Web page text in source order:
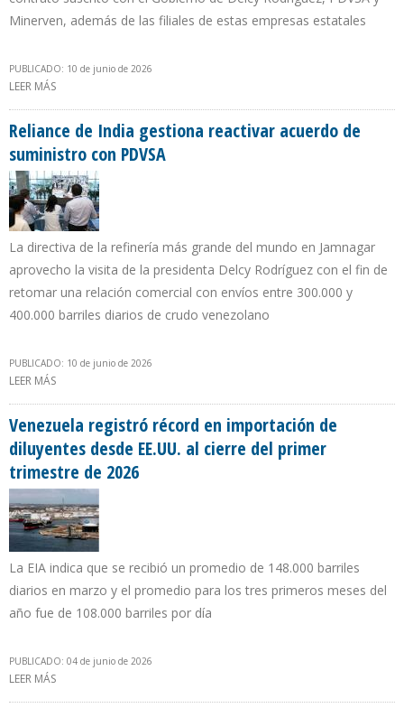
Minerven, además de las filiales de estas empresas estatales
PUBLICADO: 10 de junio de 2026
LEER MÁS
FRANCIA Y SINGAPUR
Reliance de India gestiona reactivar acuerdo de
suministro con PDVSA
La directiva de la refinería más grande del mundo en Jamnagar
aprovecho la visita de la presidenta Delcy Rodríguez con el fin de
retomar una relación comercial con envíos entre 300.000 y
400.000 barriles diarios de crudo venezolano
PUBLICADO: 10 de junio de 2026
LEER MÁS
Venezuela registró récord en importación de
diluyentes desde EE.UU. al cierre del primer
trimestre de 2026
La EIA indica que se recibió un promedio de 148.000 barriles
diarios en marzo y el promedio para los tres primeros meses del
año fue de 108.000 barriles por día
PUBLICADO: 04 de junio de 2026
LEER MÁS